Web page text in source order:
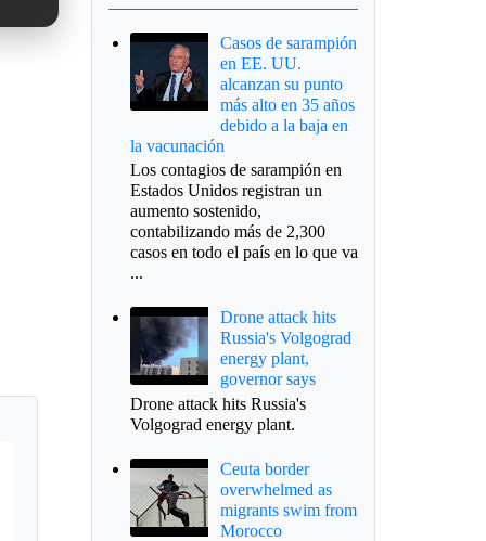
Casos de sarampión
en EE. UU.
alcanzan su punto
más alto en 35 años
debido a la baja en
la vacunación
Los contagios de sarampión en
Estados Unidos registran un
aumento sostenido,
contabilizando más de 2,300
casos en todo el país en lo que va
...
Drone attack hits
Russia's Volgograd
energy plant,
governor says
Drone attack hits Russia's
Volgograd energy plant.
Ceuta border
overwhelmed as
migrants swim from
Morocco